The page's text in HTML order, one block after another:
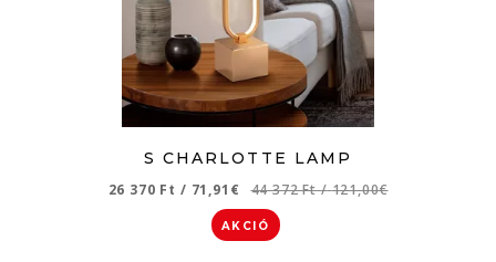
S CHARLOTTE LAMP
26 370 Ft / 71,91€ 44 372 Ft/ 121,00€
AKCIÓ